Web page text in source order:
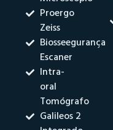
Proergo
Zeiss
Biosseegurança
Escaner
Intra-
oral
Tomógrafo
Galileos 2